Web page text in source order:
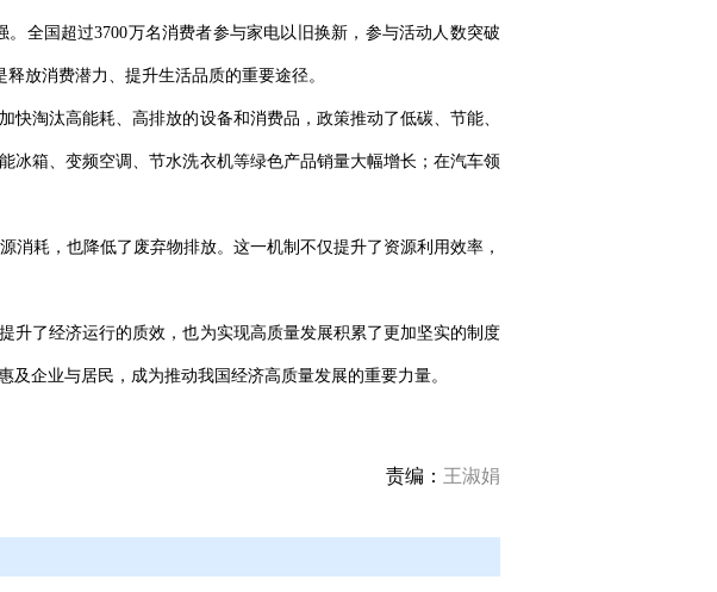
全国超过3700万名消费者参与家电以旧换新，参与活动人数突破
放消费潜力、提升生活品质的重要途径。
淘汰高能耗、高排放的设备和消费品，政策推动了低碳、节能、
冰箱、变频空调、节水洗衣机等绿色产品销量大幅增长；在汽车领
耗，也降低了废弃物排放。这一机制不仅提升了资源利用效率，
升了经济运行的质效，也为实现高质量发展积累了更加坚实的制度
企业与居民，成为推动我国经济高质量发展的重要力量。
责编： 王淑娟